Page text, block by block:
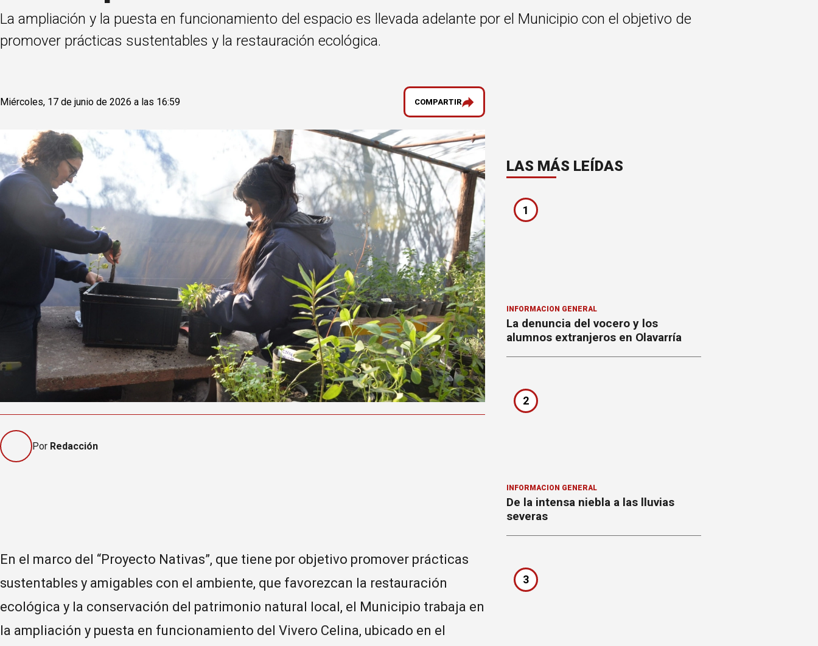
La ampliación y la puesta en funcionamiento del espacio es llevada adelante por el Municipio con el objetivo de
promover prácticas sustentables y la restauración ecológica.
Miércoles, 17 de junio de 2026 a las 16:59 COMPARTIR
Por Redacción
En el marco del “Proyecto Nativas”, que tiene por objetivo promover prácticas
sustentables y amigables con el ambiente, que favorezcan la restauración
ecológica y la conservación del patrimonio natural local, el Municipio trabaja en
la ampliación y puesta en funcionamiento del Vivero Celina, ubicado en el
LAS MÁS LEÍDAS
1
INFORMACION GENERAL
La denuncia del vocero y los
alumnos extranjeros en Olavarría
2
INFORMACION GENERAL
De la intensa niebla a las lluvias
severas
3